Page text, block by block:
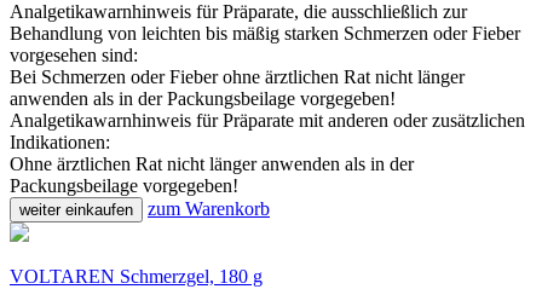
Analgetikawarnhinweis für Präparate, die ausschließlich zur
Behandlung von leichten bis mäßig starken Schmerzen oder Fieber
vorgesehen sind:
Bei Schmerzen oder Fieber ohne ärztlichen Rat nicht länger
anwenden als in der Packungsbeilage vorgegeben!
Analgetikawarnhinweis für Präparate mit anderen oder zusätzlichen
Indikationen:
Ohne ärztlichen Rat nicht länger anwenden als in der
Packungsbeilage vorgegeben!
weiter einkaufen zum Warenkorb
VOLTAREN Schmerzgel, 180 g